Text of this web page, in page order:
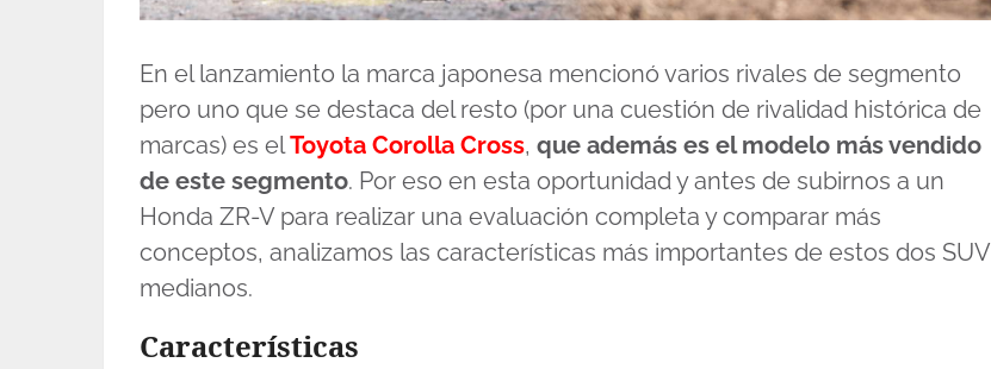
En el lanzamiento la marca japonesa mencionó varios rivales de segmento
pero uno que se destaca del resto (por una cuestión de rivalidad histórica de
marcas) es elToyota Corolla Cross, que además es el modelo más vendido
de este segmento. Por eso en esta oportunidad y antes de subirnos a un
Honda ZR-V para realizar una evaluación completa y comparar más
conceptos, analizamos las características más importantes de estos dos SUV
medianos.
Características